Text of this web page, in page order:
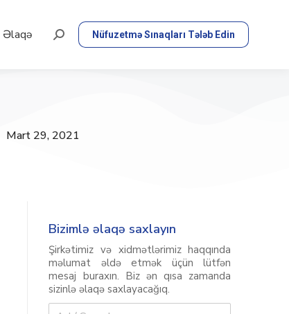
Əlaqə Nüfuzetmə Sınaqları Tələb Edin
Mart 29, 2021
Bizimlə əlaqə saxlayın
Şirkətimiz və xidmətlərimiz haqqında
məlumat əldə etmək üçün lütfən
mesaj buraxın. Biz ən qısa zamanda
sizinlə əlaqə saxlayacağıq.